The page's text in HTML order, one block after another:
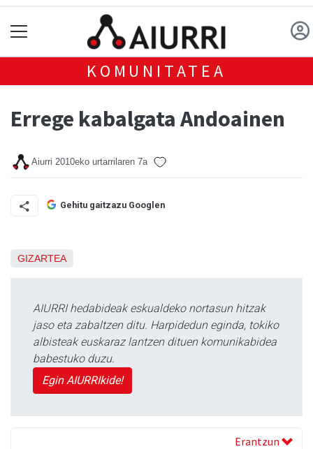
KOMUNITATEA
Errege kabalgata Andoainen
Aiurri 2010eko urtarrilaren 7a
Gehitu gaitzazu Googlen
GIZARTEA
AIURRI hedabideak eskualdeko nortasun hitzak
jaso eta zabaltzen ditu. Harpidedun eginda, tokiko
albisteak euskaraz lantzen dituen komunikabidea
babestuko duzu.
Egin AIURRIkide!
Erantzun